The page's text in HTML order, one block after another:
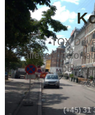
TOX
(+45) 31